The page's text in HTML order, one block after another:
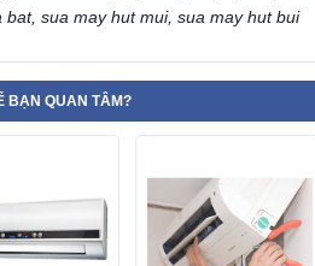
bat, sua may hut mui, sua may hut bui
BẠN QUAN TÂM?